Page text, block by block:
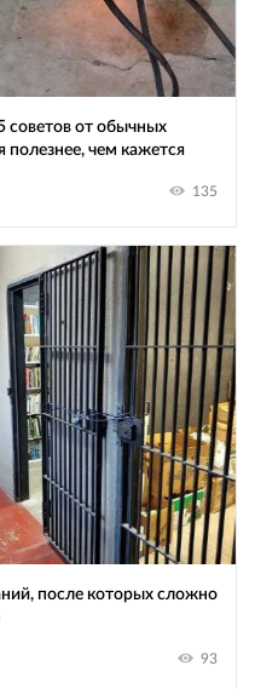
от обычных
полезнее, чем кажется
135
после которых сложно
93